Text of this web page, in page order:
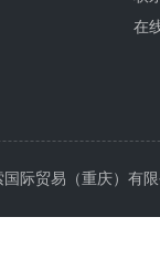
在
国际贸易（重庆）有